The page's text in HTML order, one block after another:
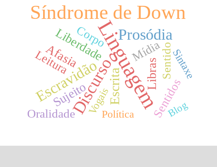
Linguagem
Síndrome de Down
Discurso
Prosódia
EscravidãoEscrita Libras
Liberdade
Sujeito
Afasia
Leitura
Sentidos
Sentido
Mídia
Oralidade
Corpo
Vogais
Sintaxe
Política Blog